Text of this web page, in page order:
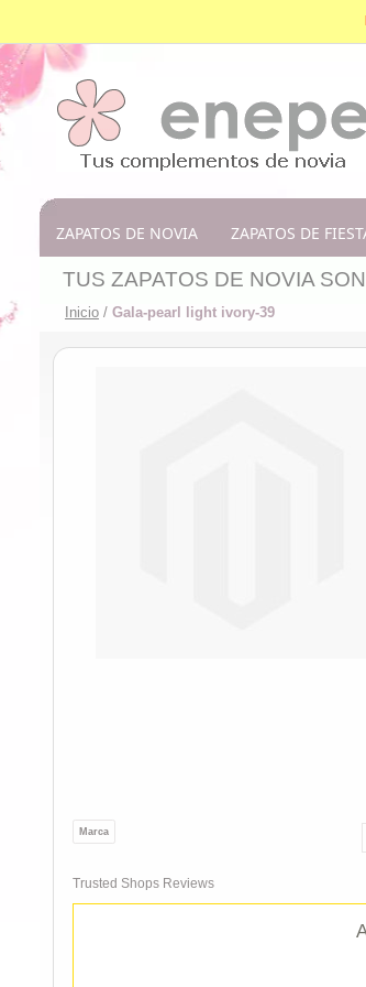
ZAPATOS DE NOVIA ZAPATOS DE
TUS ZAPATOS DE NOVIA
Inicio / Gala-pearl light ivory-39
Marca
Trusted Shops Reviews